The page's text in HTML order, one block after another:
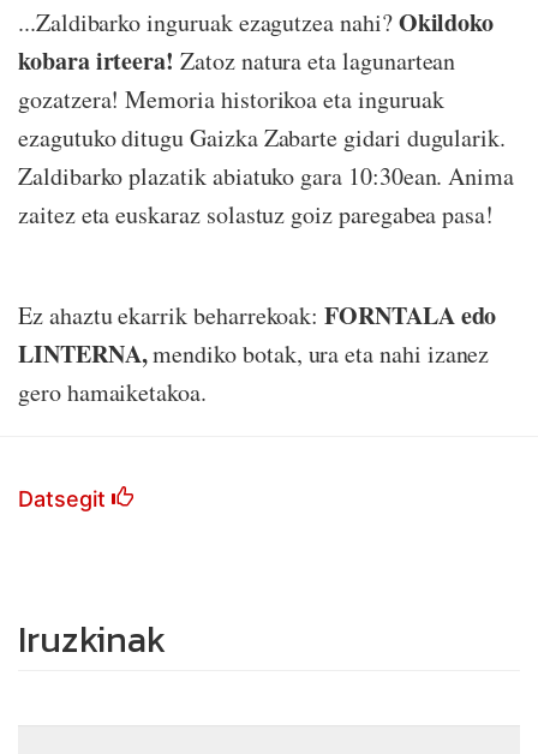
...Zaldibarko inguruak ezagutzea nahi?Okildoko
kobara irteera! Zatoz natura eta lagunartean
gozatzera! Memoria historikoa eta inguruak
ezagutuko ditugu Gaizka Zabarte gidari dugularik.
Zaldibarko plazatik abiatuko gara 10:30ean. Anima
zaitez eta euskaraz solastuz goiz paregabea pasa!
Ez ahaztu ekarrik beharrekoak:FORNTALA edo
LINTERNA,mendiko botak, ura eta nahi izanez
gero hamaiketakoa.
Datsegit
Iruzkinak